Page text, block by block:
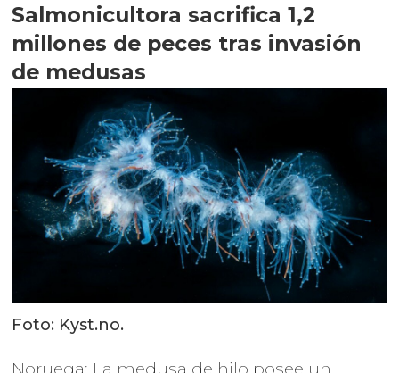
Salmonicultora sacrifica 1,2
millones de peces tras invasión
de medusas
Foto: Kyst.no.